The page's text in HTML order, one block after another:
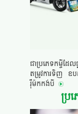
ជាប្រភេទកម្ចី
តម្រូវការទិញ ឧ
រ៉ឺម៉កកង់បី
ប្រ